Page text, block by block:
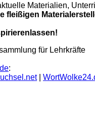
Materialien,
fleißigen
für Lehrkräfte
:
|